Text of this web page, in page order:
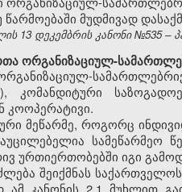
მუდმივად
13 დეკემბრის კანონი №535 –
ორგანიზაციულ-
კომანდიტური
კოოპერატივი.
მეწარმე, როგორც
აუცილებელია
ურთიერთობებში იგი
შეიქმნას
კანონის 2.1 მუხლით